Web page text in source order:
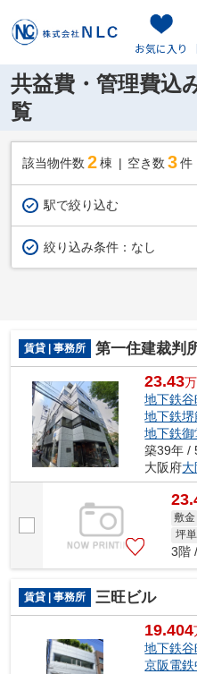
お気に入り
共益費・管理費込
覧
該当物件数 2棟 空き数 3 件
駅で絞り込む
絞り込み条件： なし
賃貸 | 事務所 第一住建裁判
23.43
地下鉄谷
地下鉄堺
地下鉄御
築39年 /
大阪府
敷金
坪
3階
賃貸 | 事務所 三旺ビル
19.404
地下鉄谷
京阪電